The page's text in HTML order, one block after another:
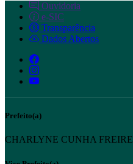
Ouvidoria
e-SIC
Transparência
Dados Abertos
Prefeito(a)
CHARLYNE CUNHA FREIRE